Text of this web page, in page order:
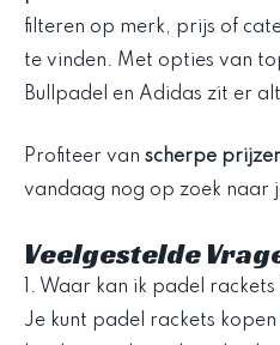
filteren op merk, prijs of
te vinden. Met opties van
Bullpadel en Adidas zit er
Profiteer van scherpe
vandaag nog op zoek naar
Veelgestelde
1. Waar kan ik padel
Je kunt padel rackets